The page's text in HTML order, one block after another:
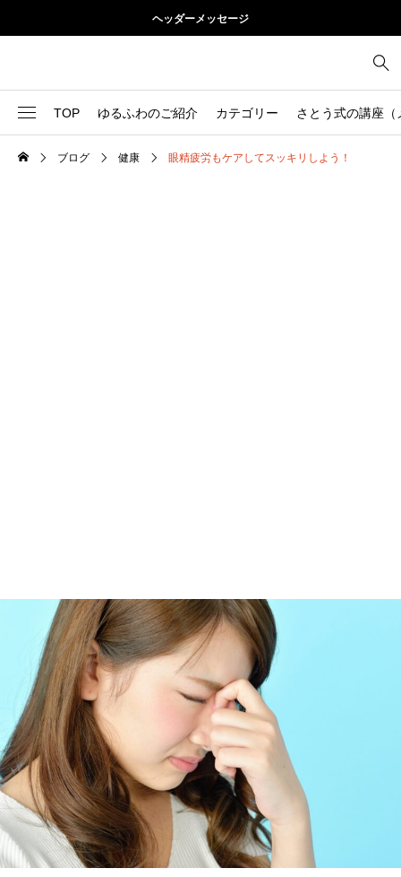
ヘッダーメッセージ
TOP ゆるふわのご紹介 カテゴリー さとう式の講座（
1 理論
ブログ 健康 眼精疲労もケアしてスッキリしよう！